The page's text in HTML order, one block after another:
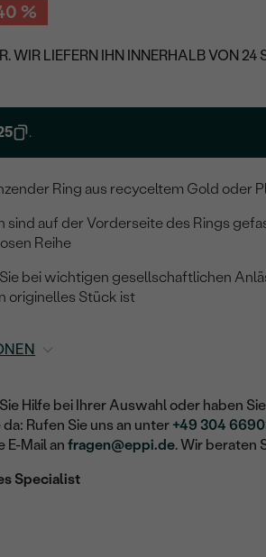
%
WIR LIEFERN IHN INNERHALB VON 24
.
Ring aus recyceltem Gold oder
sind auf der Vorderseite des Rings
Reihe
bei wichtigen gesellschaftlichen
originelles Stück ist
Hilfe bei Ihrer Auswahl oder haben
Rufen Sie uns an unter +49 304
E-Mail anfragen@eppi.de. Wir beraten
Specialist